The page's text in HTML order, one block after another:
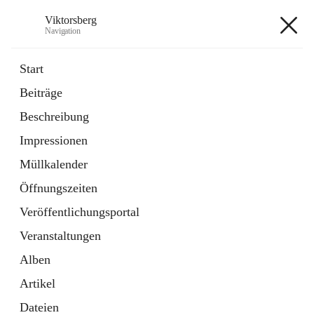
Viktorsberg
Navigation
Start
Beiträge
Beschreibung
Impressionen
Müllkalender
Öffnungszeiten
Veröffentlichungsportal
Veranstaltungen
Alben
Artikel
Dateien
1 Schnellzugriff
Bürgerservice
10 Schnellzugriffe